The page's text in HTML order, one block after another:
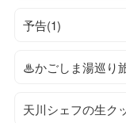
予告(1)
♨かごしま湯巡り
天川シェフの生ク